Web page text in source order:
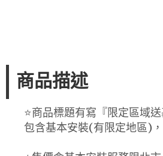
商品描述
⭐️商品標題有寫『限定區域
包含基本安裝(有限定地區)